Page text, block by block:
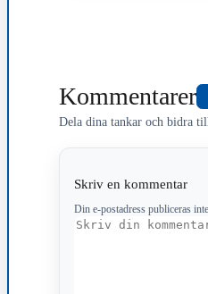
Kommentarer
Dela dina tankar och bidra
Skriv en kommentar
Din e-postadress publiceras
Kommentar